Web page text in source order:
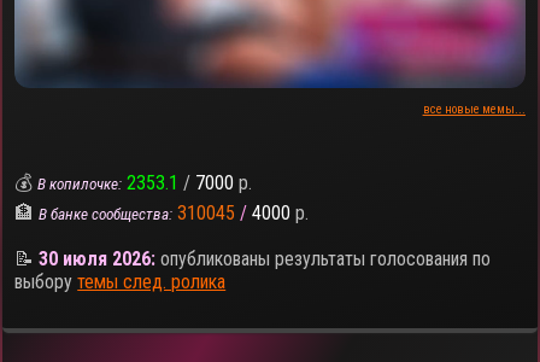
все новые мемы...
💰В копилочке: 2353.1 / 7000 р.
🏦В банке сообщества: 310045 / 4000 р.
📝30 июля 2026: опубликованы результаты голосования по
выборутемы след. ролика